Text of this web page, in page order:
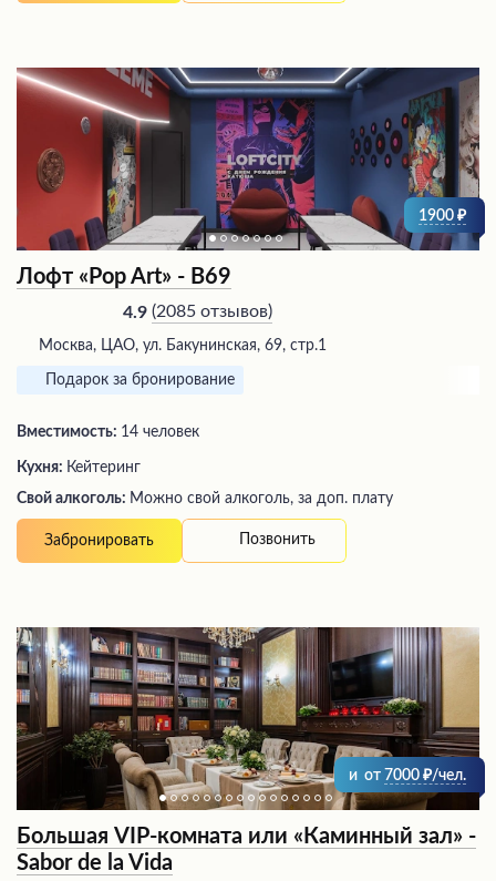
1900
Лофт «Pop Art» - В69
4.9 (2085 отзывов)
Москва, ЦАО, ул. Бакунинская, 69, стр.1
Подарок за бронирование
Вместимость: 14 человек
Кухня: Кейтеринг
Свой алкоголь: Можно свой алкоголь, за доп. плату
Забронировать Позвонить
и от 7000 /чел.
Большая VIP-комната или «Каминный зал» -
Sabor de la Vida